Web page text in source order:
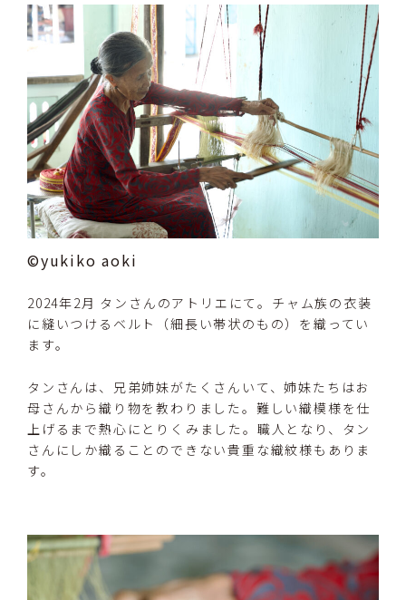
©yukiko aoki
2024年2月 タンさんのアトリエにて。チャム族の衣装
に縫いつけるベルト（細長い帯状のもの）を織ってい
ます。
タンさんは、兄弟姉妹がたくさんいて、姉妹たちはお
母さんから織り物を教わりました。難しい織模様を仕
上げるまで熱心にとりくみました。職人となり、タン
さんにしか織ることのできない貴重な織紋様もありま
す。